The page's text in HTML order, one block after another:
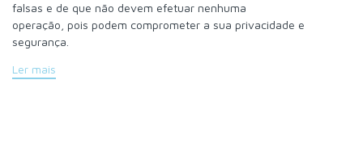
falsas e de que não devem efetuar nenhuma
operação, pois podem comprometer a sua privacidade e
segurança.
Ler mais